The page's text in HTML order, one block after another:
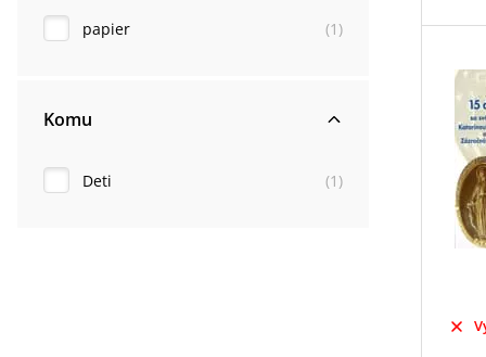
papier (1 )
Komu
Deti (1 )